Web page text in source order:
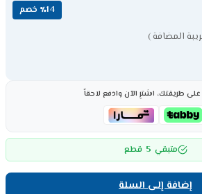
٪14 خصم
المضافة )
طريقتك، اشترِ الآن وادفع لاحقاً
متبقي 5 قطع
إضافة إلى السلة